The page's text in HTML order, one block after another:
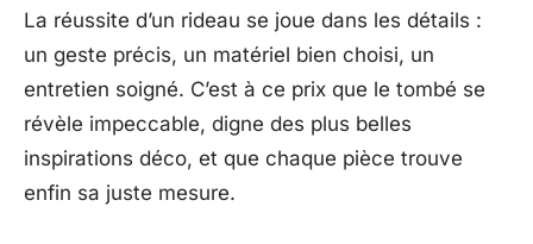
La réussite d’un rideau se joue dans les détails :
un geste précis, un matériel bien choisi, un
entretien soigné. C’est à ce prix que le tombé se
révèle impeccable, digne des plus belles
inspirations déco, et que chaque pièce trouve
enfin sa juste mesure.